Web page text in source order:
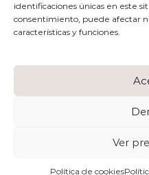
identificaciones únicas en este
consentimiento, puede afectar
características y funciones.
Ver
Política de cookies